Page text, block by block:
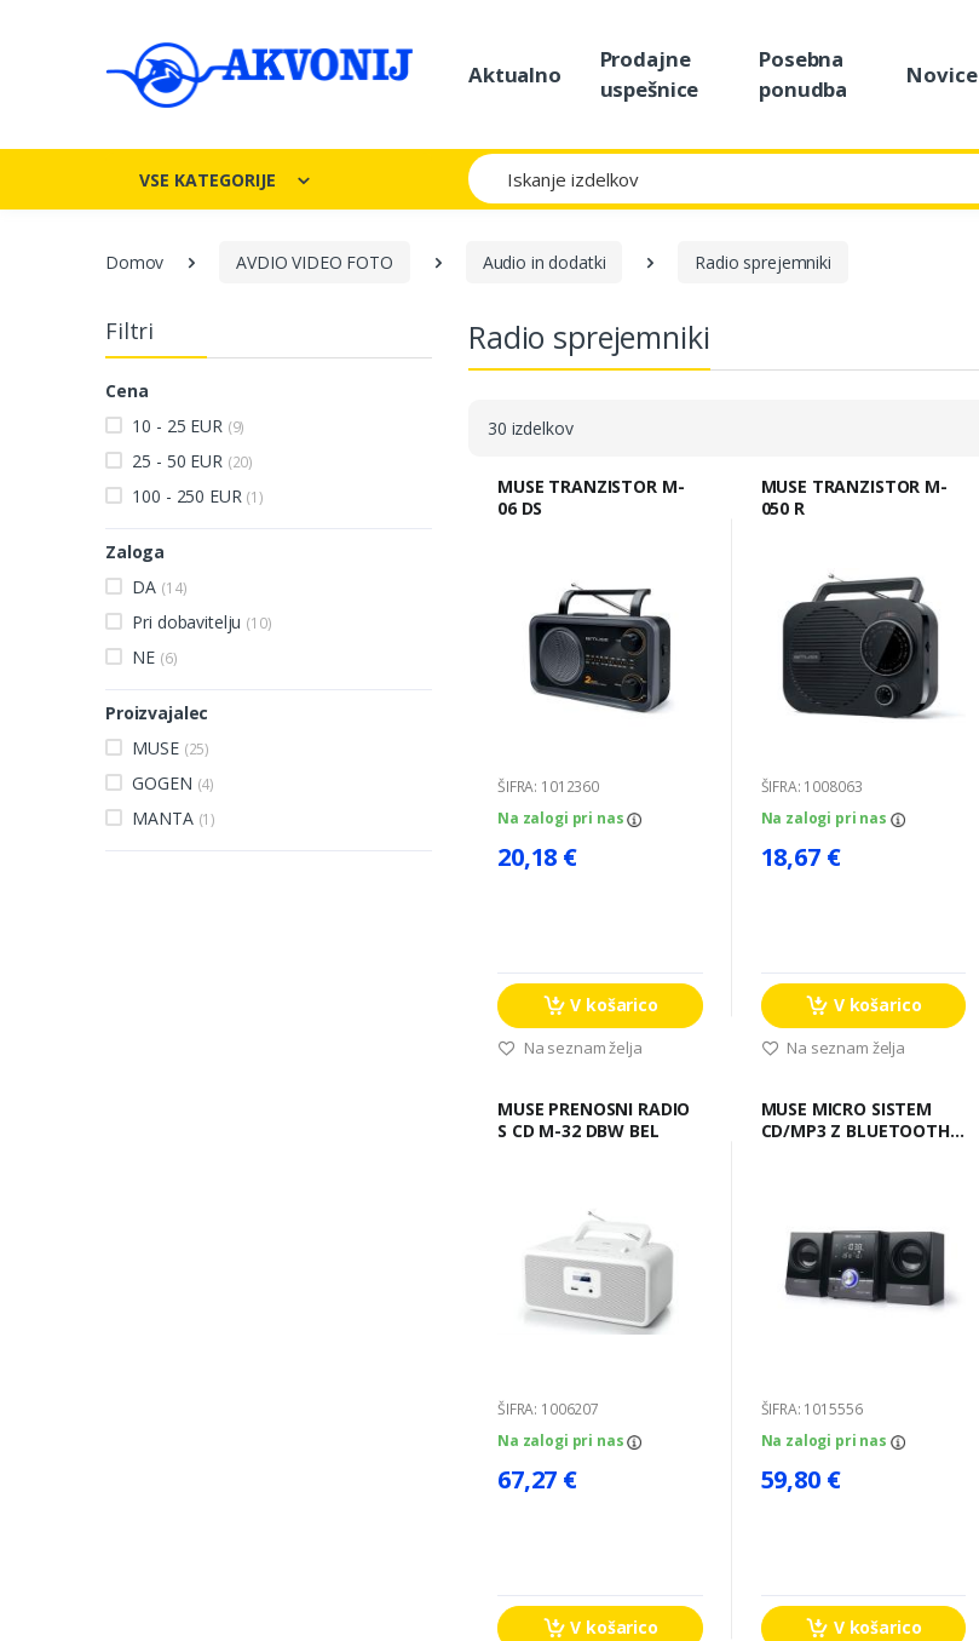
Aktualno
Prodajne
uspešnice
Posebna
ponudba
Novice
VSE KATEGORIJE
Iskanje
Domov AVDIO VIDEO FOTO Audio in dodatki Radio sprejemniki
Filtri
Cena
10 - 25 EUR (9)
25 - 50 EUR (20)
100 - 250 EUR (1)
Zaloga
DA (14)
Pri dobavitelju (10)
NE (6)
Proizvajalec
MUSE (25)
GOGEN (4)
MANTA (1)
Radio sprejemniki
30 izdelkov
MUSE TRANZISTOR M-
06 DS
ŠIFRA: 1012360
Na zalogi pri nas
20,18 €
V košarico
Na seznam želja
MUSE TRANZISTOR M-
050 R
ŠIFRA: 1008063
Na zalogi pri nas
18,67 €
V košarico
Na seznam želja
MUSE PRENOSNI RADIO
S CD M-32 DBW BEL
ŠIFRA: 1006207
Na zalogi pri nas
67,27 €
V košarico
MUSE MICRO SISTEM
CD/MP3 Z BLUETOOTH
ŠIFRA: 1015556
Na zalogi pri nas
59,80 €
V košarico